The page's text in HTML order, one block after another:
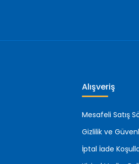
Alışveriş
Mesafeli Satış
Gizlilik ve
İptal İade